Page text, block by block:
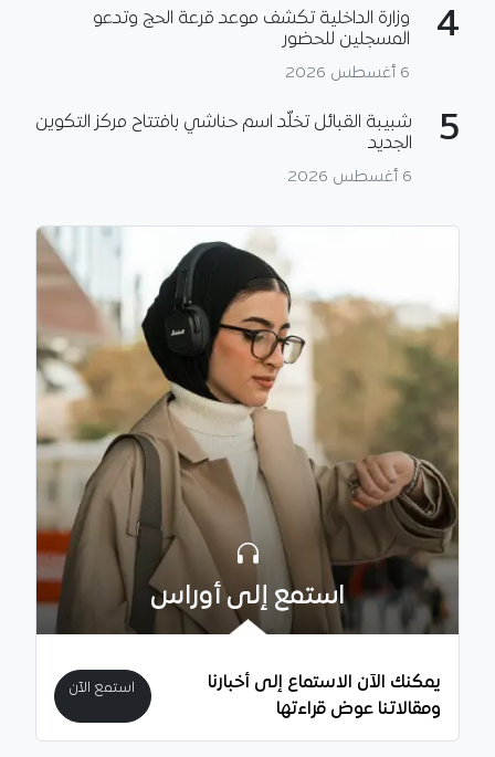
4
وزارة الداخلية تكشف موعد قرعة الحج وتدعو
المسجلين للحضور
6 أغسطس 2026
5
شبيبة القبائل تخلّد اسم حناشي بافتتاح مركز التكوين
الجديد
6 أغسطس 2026
استمع إلى أوراس
يمكنك الآن الاستماع إلى أخبارنا
ومقالاتنا عوض قراءتها
استمع الآن